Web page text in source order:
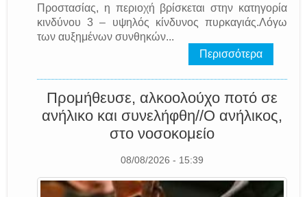
Προστασίας, η περιοχή βρίσκεται στην κατηγορία
κινδύνου 3 – υψηλός κίνδυνος πυρκαγιάς.Λόγω
των αυξημένων συνθηκών...
Περισσότερα
Προμήθευσε, αλκοολούχο ποτό σε
ανήλικο και συνελήφθη//Ο ανήλικος,
στο νοσοκομείο
08/08/2026 - 15:39